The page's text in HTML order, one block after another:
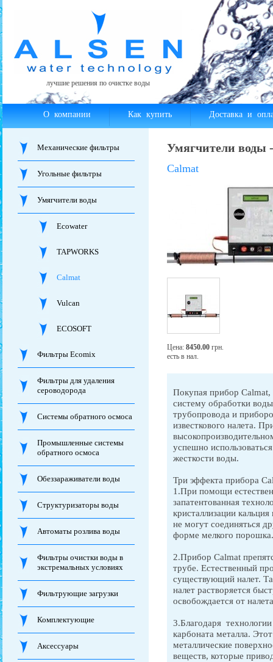
лучшие решения по очистке воды
О компании Как купить Доставка и
Механические фильтры
Угольные фильтры
Умягчители воды
Ecowater
TAPWORKS
Calmat
Vulcan
ECOSOFT
Фильтры Ecomix
Фильтры для удаления
сероводорода
Системы обратного осмоса
Промышленные системы
обратного осмоса
Обеззараживатели воды
Структуризаторы воды
Автоматы розлива воды
Фильтры очистки воды в
экстремальных условиях
Фильтрующие загрузки
Комплектующие
Аксессуары
Умягчители воды
Calmat
Цена: 8450.00грн.
есть в нал.
Покупая прибор Calmat,
систему обработки
трубопровода и
известкового налета.
успешно
жесткости воды.
Три эффекта прибора
1.При помощи
запатентованная
кристаллизации
не могут соединяться
форме мелкого порошка.
2.Прибор Calmat
трубе. Естественный
существующий налет.
налет растворяется
освобождается от
3.Благодаря
карбоната металла.
металлические
веществ, которые